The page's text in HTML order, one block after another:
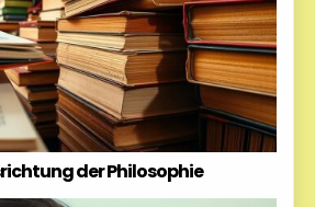
der Philosophie